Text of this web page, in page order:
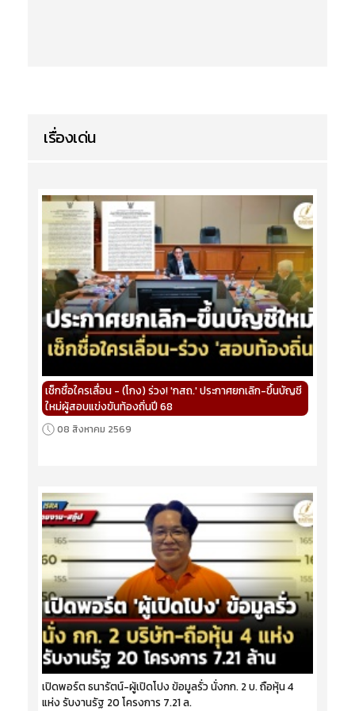
เรื่องเด่น
เช็กชื่อใครเลื่อน - (โกง) ร่วง! 'กสถ.' ประกาศยกเลิก-ขึ้นบัญชี
ใหม่ผู้สอบแข่งขันท้องถิ่นปี 68
08 สิงหาคม 2569
เปิดพอร์ต ธนารัตน์-ผู้เปิดโปง ข้อมูลรั่ว นั่งกก. 2 บ. ถือหุ้น 4
แห่ง รับงานรัฐ 20 โครงการ 7.21 ล.